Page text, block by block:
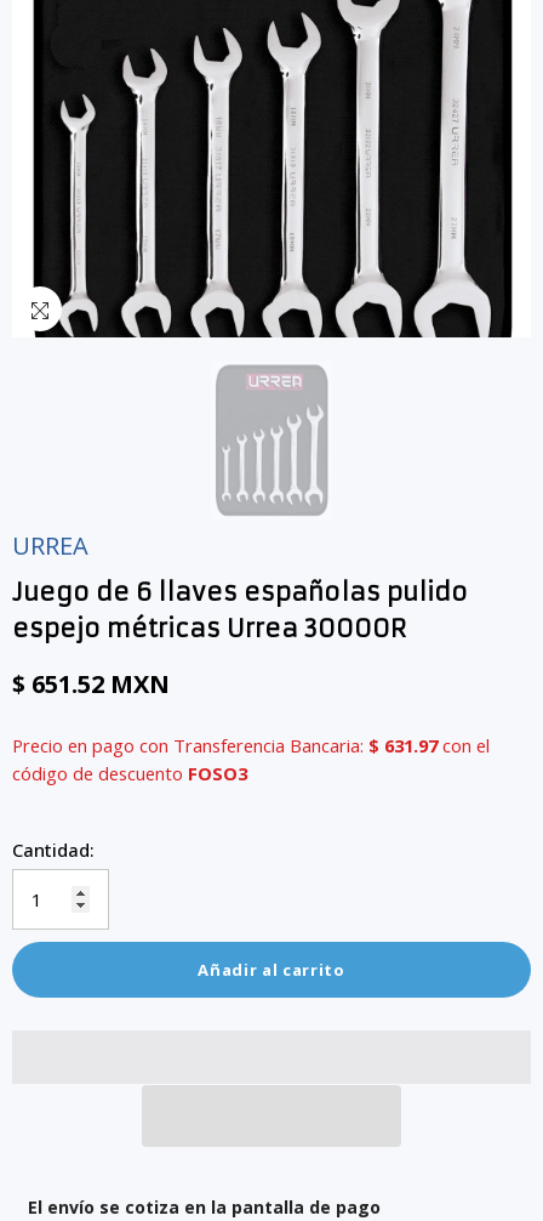
URREA
Juego de 6 llaves españolas pulido
espejo métricas Urrea 30000R
$ 651.52 MXN
Precio en pago con Transferencia Bancaria: $ 631.97con el
código de descuento FOSO3
Cantidad:
Añadir al carrito
El envío se cotiza en la pantalla de pago